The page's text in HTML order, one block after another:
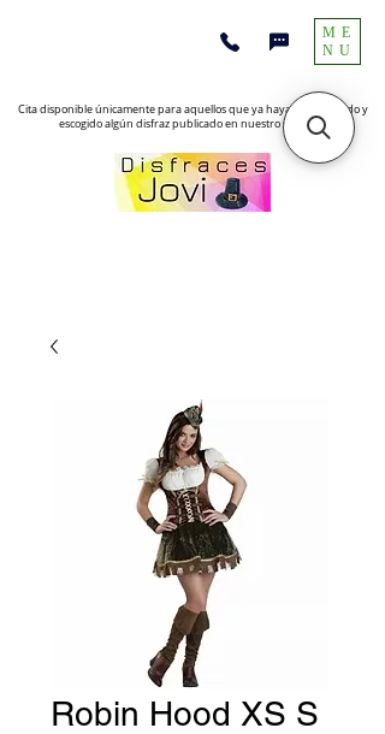
Cita disponible únicamente para aquellos que ya hayan encontrado y
escogido algún disfraz publicado en nuestro sitio web
ME
NU
Robin Hood XS S